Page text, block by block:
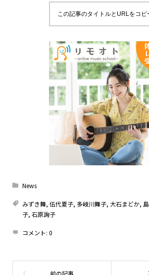
この記事のタイトルとURLをコピ
News
みずき舞, 伍代夏子, 多岐川舞子, 大石まどか,
子, 石原詢子
コメント: 0